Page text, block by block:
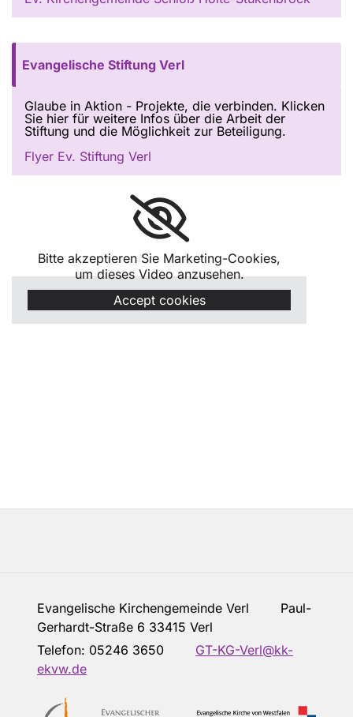
Evangelische Stiftung Verl
Glaube in Aktion - Projekte, die verbinden. Klicken
Sie hier für weitere Infos über die Arbeit der
Stiftung und die Möglichkeit zur Beteiligung.
Flyer Ev. Stiftung Verl
Bitte akzeptieren Sie Marketing-Cookies,
um dieses Video anzusehen.
Accept cookies
Evangelische Kirchengemeinde Verl Paul-
Gerhardt-Straße 6 33415 Verl
Telefon: 05246 3650
GT-KG-Verl@kk-
ekvw.de